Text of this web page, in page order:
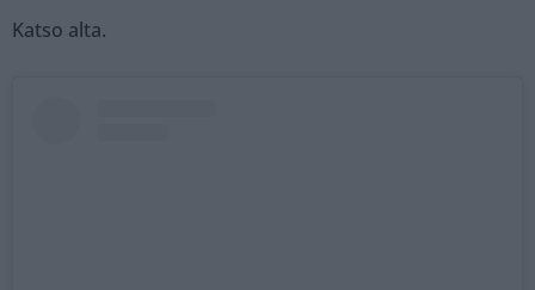
Katso alta.